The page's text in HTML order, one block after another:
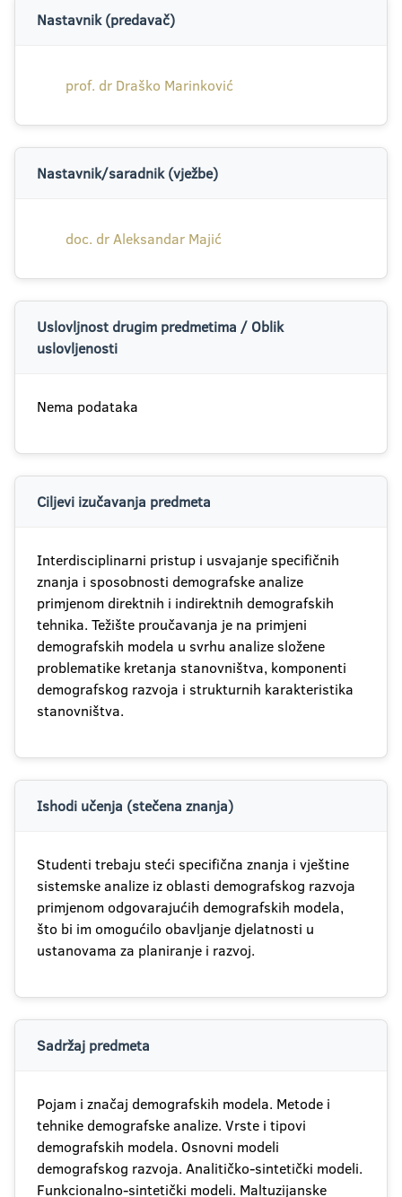
Nastavnik (predavač)
prof. dr Draško Marinković
Nastavnik/saradnik (vježbe)
doc. dr Aleksandar Majić
Uslovljnost drugim predmetima / Oblik
uslovljenosti
Nema podataka
Ciljevi izučavanja predmeta
Interdisciplinarni pristup i usvajanje specifičnih
znanja i sposobnosti demografske analize
primjenom direktnih i indirektnih demografskih
tehnika. Težište proučavanja je na primjeni
demografskih modela u svrhu analize složene
problematike kretanja stanovništva, komponenti
demografskog razvoja i strukturnih karakteristika
stanovništva.
Ishodi učenja (stečena znanja)
Studenti trebaju steći specifična znanja i vještine
sistemske analize iz oblasti demografskog razvoja
primjenom odgovarajućih demografskih modela,
što bi im omogućilo obavljanje djelatnosti u
ustanovama za planiranje i razvoj.
Sadržaj predmeta
Pojam i značaj demografskih modela. Metode i
tehnike demografske analize. Vrste i tipovi
demografskih modela. Osnovni modeli
demografskog razvoja. Analitičko-sintetički modeli.
Funkcionalno-sintetički modeli. Maltuzijanske